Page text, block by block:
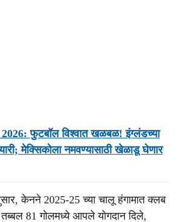
फुटबॉल विश्वात खळबळ! इंग्लंडच्या
मेक्सिकोला नमवण्यासाठी खेळाडू घेणार
केनने 2025-25 च्या चालू हंगामात क्लब
81 गोलमध्ये आपले योगदान दिले,